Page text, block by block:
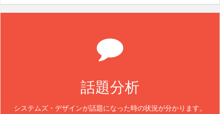
話題分析
システムズ・デザインが話題になった時の状況が分かります。